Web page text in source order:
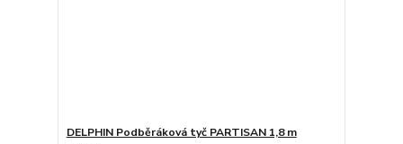
DELPHIN Podběráková tyč PARTISAN 1,8 m